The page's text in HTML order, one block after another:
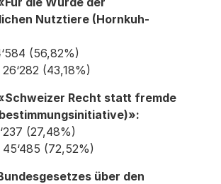
Nutztiere (Hornkuh-
(56,82%)
(43,18%)
Recht statt fremde
(27,48%)
(72,52%)
über den